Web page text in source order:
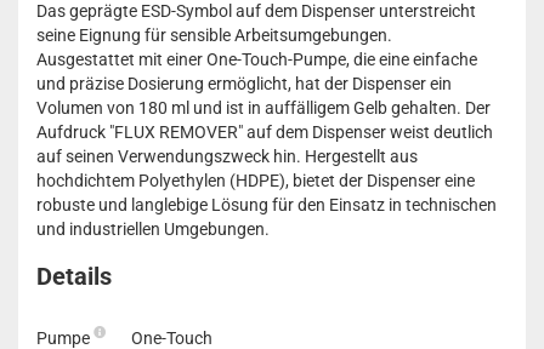
Das geprägte ESD-Symbol auf dem Dispenser unterstreicht
seine Eignung für sensible Arbeitsumgebungen.
Ausgestattet mit einer One-Touch-Pumpe, die eine einfache
und präzise Dosierung ermöglicht, hat der Dispenser ein
Volumen von 180 ml und ist in auffälligem Gelb gehalten. Der
Aufdruck "FLUX REMOVER" auf dem Dispenser weist deutlich
auf seinen Verwendungszweck hin. Hergestellt aus
hochdichtem Polyethylen (HDPE), bietet der Dispenser eine
robuste und langlebige Lösung für den Einsatz in technischen
und industriellen Umgebungen.
Details
Pumpe
One-Touch